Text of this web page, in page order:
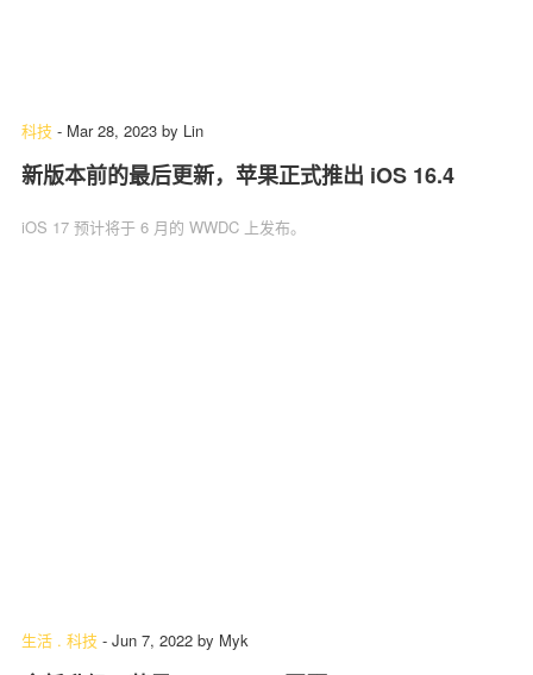
科技 - Mar 28, 2023 by Lin
新版本前的最后更新，苹果正式推出 iOS 16.4
iOS 17 预计将于 6 月的 WWDC 上发布。
生活 . 科技 - Jun 7, 2022 by Myk